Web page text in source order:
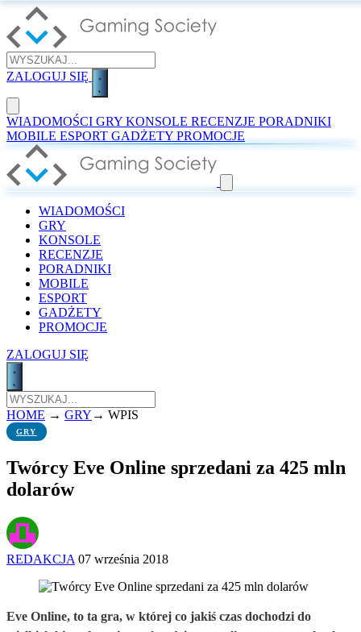
ZALOGUJ SIĘ
WIADOMOŚCI GRY KONSOLE RECENZJE PORADNIKI
MOBILE ESPORT GADŻETY PROMOCJE
WIADOMOŚCI
GRY
KONSOLE
RECENZJE
PORADNIKI
MOBILE
ESPORT
GADŻETY
PROMOCJE
ZALOGUJ SIĘ
HOME → GRY → WPIS
GRY
Twórcy Eve Online sprzedani za 425 mln
dolarów
REDAKCJA 07 września 2018
Eve Online, to ta gra, w której co jakiś czas dochodzi do